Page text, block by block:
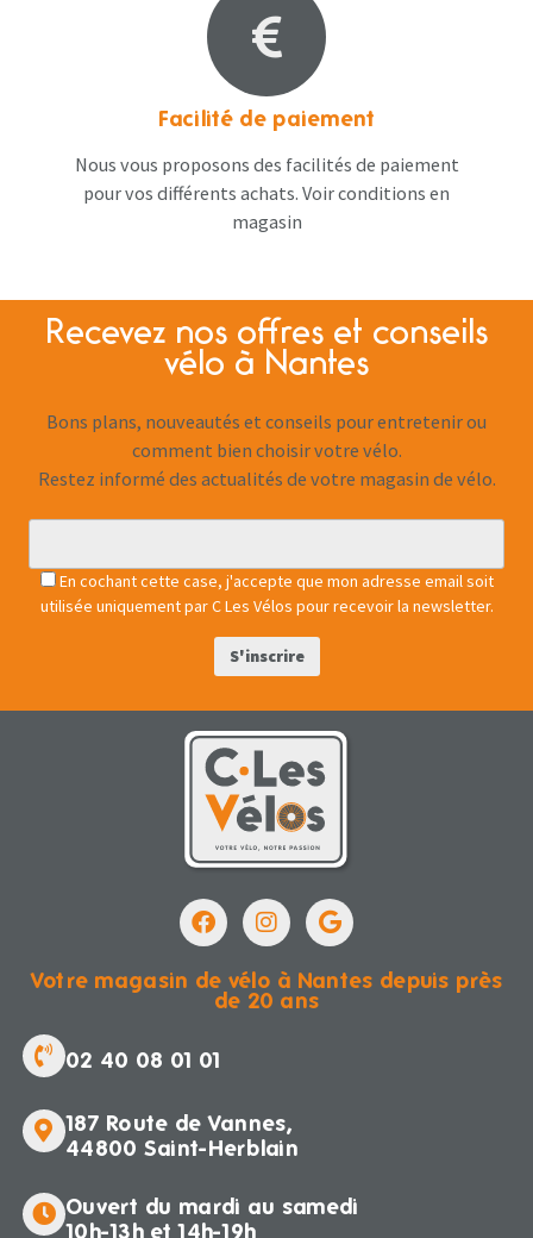
Facilité de paiement
Nous vous proposons des facilités de paiement
pour vos différents achats. Voir conditions en
magasin
Recevez nos offres et conseils
vélo à Nantes
Bons plans, nouveautés et conseils pour entretenir ou
comment bien choisir votre vélo.
Restez informé des actualités de votre magasin de vélo.
En cochant cette case, j'accepte que mon adresse email soit
utilisée uniquement par C Les Vélos pour recevoir la newsletter.
Votre magasin de vélo à Nantes depuis près
de 20 ans
02 40 08 01 01
187 Route de Vannes,
44800 Saint-Herblain
Ouvert du mardi au samedi
10h-13h et 14h-19h